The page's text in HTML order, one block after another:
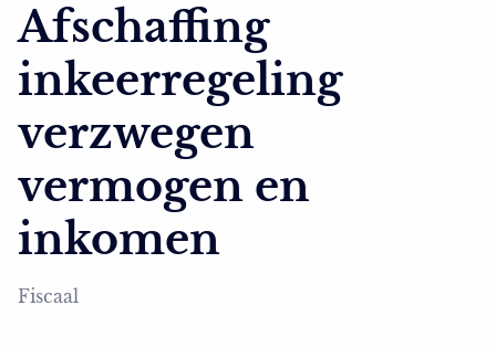
Afschaffing
inkeerregeling
verzwegen
vermogen en
inkomen
Fiscaal